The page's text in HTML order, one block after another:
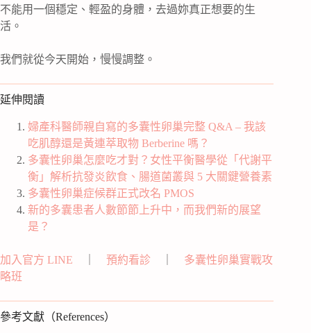
不能用一個穩定、輕盈的身體，去過妳真正想要的生
活。
我們就從今天開始，慢慢調整。
延伸閱讀
婦產科醫師親自寫的多囊性卵巢完整 Q&A – 我該
吃肌醇還是黃連萃取物 Berberine 嗎？
多囊性卵巢怎麼吃才對？女性平衡醫學從「代謝平
衡」解析抗發炎飲食、腸道菌叢與 5 大關鍵營養素
多囊性卵巢症候群正式改名 PMOS
新的多囊患者人數節節上升中，而我們新的展望
是？
加入官方 LINE 預約看診
多囊性卵巢實戰攻
略班
參考文獻（References）